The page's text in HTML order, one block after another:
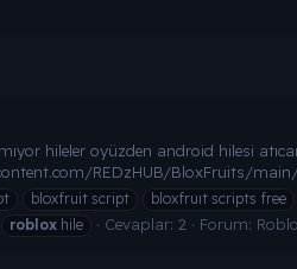
hileler oyüzden android hilesi
REDzHUB/BloxFruits/
bloxfruit script bloxfruıt scripts free
roblox hile Cevaplar: 2 Forum: